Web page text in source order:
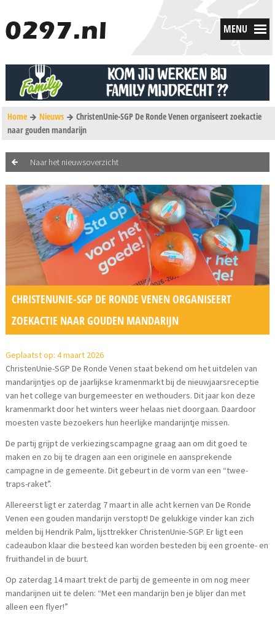
MENU
Home Nieuws
ChristenUnie-SGP De Ronde Venen organiseert zoekactie
naar gouden mandarijn
Naar het nieuwsoverzicht
CHRISTENUNIE-SGP DE RONDE VENEN ORGANISEERT
ZOEKACTIE NAAR GOUDEN MANDARIJN
Geplaatst op: 4 maart 2026
ChristenUnie-SGP De Ronde Venen staat bekend om het uitdelen van
mandarijntjes op de jaarlijkse kramenmarkt bij de nieuwjaarsreceptie
van het college van burgemeester en wethouders. Dit jaar kon deze
kramenmarkt door het winters weer helaas niet doorgaan. Daardoor
moesten vaste bezoekers hun heerlijke mandarijntje missen.
De partij grijpt de verkiezingscampagne graag aan om dit goed te
maken en zo bij te dragen aan een originele en aansprekende
campagne in de gemeente. Dit gebeurt in de vorm van een “twee-
traps-raket”.
Allereerst ligt er zaterdag 7 maart in alle acht kernen van De Ronde
Venen een gouden mandarijn verstopt! De gelukkige vinder kan zich
melden bij Hendrik Palm, lijsttrekker ChristenUnie-SGP. Er ligt een
cadeaubon klaar die besteed kan worden besteden bij een groente- en
fruithandel in de buurt.
Op zaterdag 14 maart trekt de partij de gemeente in om nog meer
mandarijnen uit te delen: “Met een mandarijn ben je blijer dan met
alleen een flyer!”